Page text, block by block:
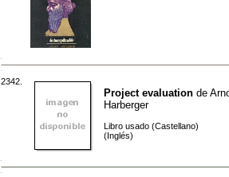
2342.
Project evaluation de
Harberger
Libro usado (Castellano)
(Inglés)